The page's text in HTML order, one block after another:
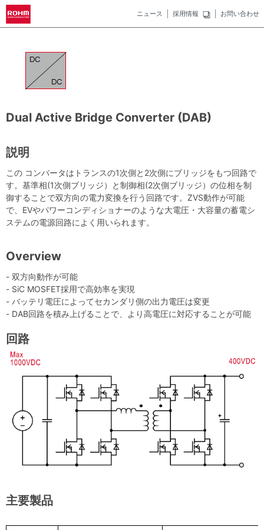
ニュース 採用情報 お問い合わせ
Dual Active Bridge Converter (DAB)
説明
この コンバータはトランスの1次側と2次側にブリッジをもつ回路で
す。基準相(1次側ブリッジ）と制御相(2次側ブリッジ）の位相を制
御することで双方向の電力変換を行う回路です。ZVS動作が可能
で、EVやパワーコンディショナーのような大電圧・大容量の蓄電シ
ステムの電源回路によく用いられます。
Overview
- 双方向動作が可能
- SiC MOSFET採用で高効率を実現
- バッテリ電圧によってセカンダリ側の出力電圧は変更
- DAB回路を積み上げることで、より高電圧に対応することが可能
回路
主要製品